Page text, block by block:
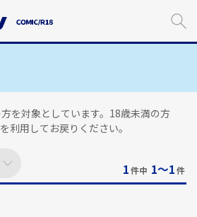
を対象としています。18歳未満の方
利用してお戻りください。
1件中 1〜1件